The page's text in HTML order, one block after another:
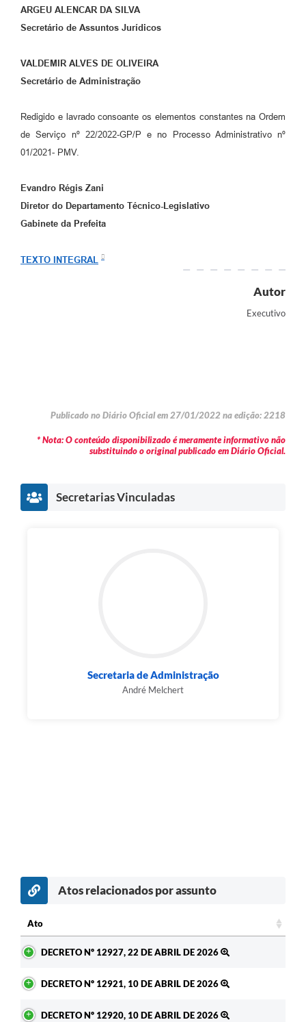
ARGEU ALENCAR DA SILVA
Secretário de Assuntos Jurídicos
VALDEMIR ALVES DE OLIVEIRA
Secretário de Administração
Redigido e lavrado consoante os elementos constantes na Ordem
de Serviço nº 22/2022-GP/P e no Processo Administrativo nº
01/2021- PMV.
Evandro Régis Zani
Diretor do Departamento Técnico-Legislativo
Gabinete da Prefeita
TEXTO INTEGRAL
Autor
Executivo
Publicado no Diário Oficial em 27/01/2022 na edição: 2218
* Nota: O conteúdo disponibilizado é meramente informativo não
substituindo o original publicado em Diário Oficial.
Secretarias Vinculadas
Secretaria de Administração
André Melchert
Atos relacionados por assunto
Ato
DECRETO Nº 12927, 22 DE ABRIL DE 2026
DECRETO Nº 12921, 10 DE ABRIL DE 2026
DECRETO Nº 12920, 10 DE ABRIL DE 2026